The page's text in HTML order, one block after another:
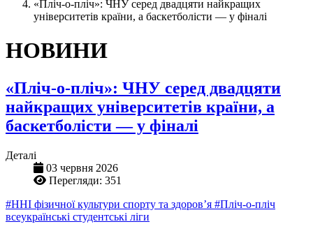
«Пліч-о-пліч»: ЧНУ серед двадцяти найкращих
університетів країни, а баскетболісти — у фіналі
НОВИНИ
«Пліч-о-пліч»: ЧНУ серед двадцяти
найкращих університетів країни, а
баскетболісти — у фіналі
Деталі
03 червня 2026
Перегляди: 351
#ННІ фізичної культури спорту та здоров’я #Пліч-о-пліч
всеукраїнські студентські ліги